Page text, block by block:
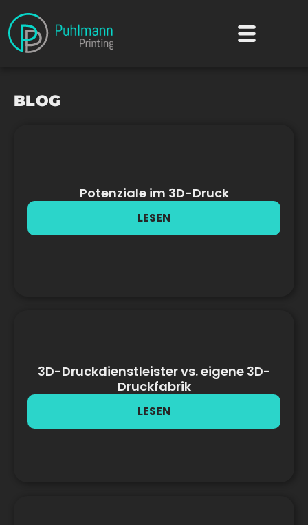
Inhalt
springen
BLOG
Potenziale im 3D-Druck
LESEN
3D-Druckdienstleister vs. eigene 3D-
Druckfabrik
LESEN